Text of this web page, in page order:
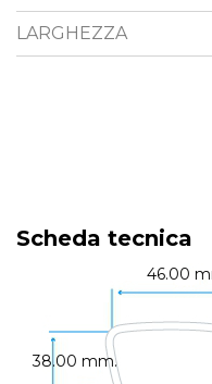
LARGHEZZA
Scheda tecnica
46.00
38.00 mm.